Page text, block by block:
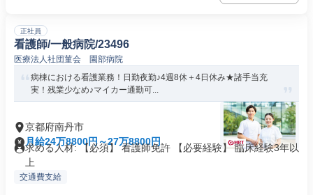
正社員
看護師/一般病院/23496
医療法人社団菫会 園部病院
病棟における看護業務！日勤夜勤♪4週8休＋4日休み★諸手当充
実！残業少なめ♪マイカー通勤可...
京都府南丹市
月給24万8800円～27万8800円
求める人材: 【必須】 看護師免許 【必要経験】 臨床経験3年以
上
交通費支給